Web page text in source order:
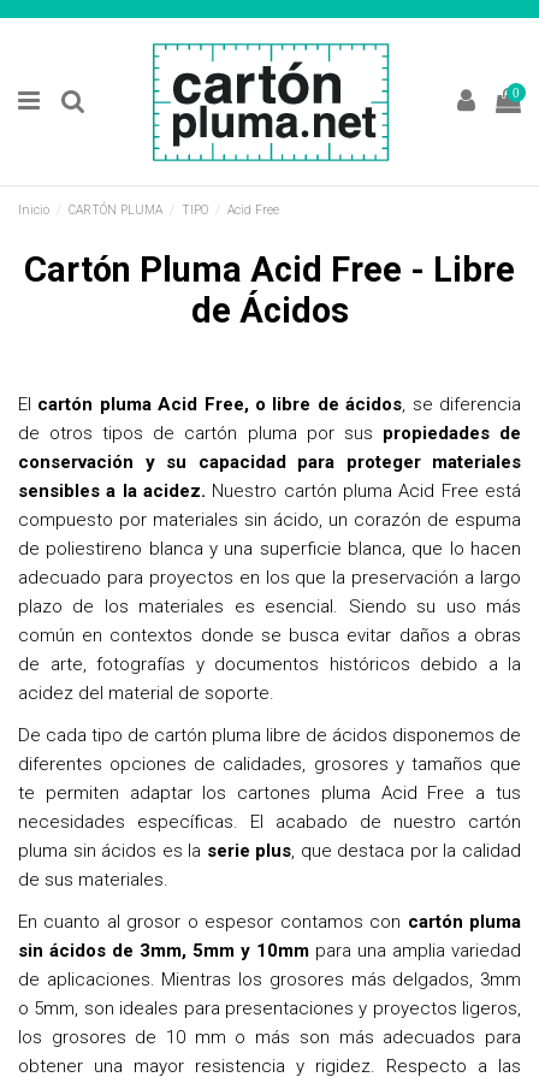
0
Inicio CARTÓN PLUMA TIPO Acid Free
Cartón Pluma Acid Free - Libre
de Ácidos
El cartón pluma Acid Free, o libre de ácidos, se diferencia
de otros tipos de cartón pluma por sus propiedades de
conservación y su capacidad para proteger materiales
sensibles a la acidez. Nuestro cartón pluma Acid Free está
compuesto por materiales sin ácido, un corazón de espuma
de poliestireno blanca y una superficie blanca, que lo hacen
adecuado para proyectos en los que la preservación a largo
plazo de los materiales es esencial. Siendo su uso más
común en contextos donde se busca evitar daños a obras
de arte, fotografías y documentos históricos debido a la
acidez del material de soporte.
De cada tipo de cartón pluma libre de ácidos disponemos de
diferentes opciones de calidades, grosores y tamaños que
te permiten adaptar los cartones pluma Acid Free a tus
necesidades específicas. El acabado de nuestro cartón
pluma sin ácidos es la serie plus, que destaca por la calidad
de sus materiales.
En cuanto al grosor o espesor contamos con cartón pluma
sin ácidos de 3mm, 5mm y 10mm para una amplia variedad
de aplicaciones. Mientras los grosores más delgados, 3mm
o 5mm, son ideales para presentaciones y proyectos ligeros,
los grosores de 10 mm o más son más adecuados para
obtener una mayor resistencia y rigidez. Respecto a las